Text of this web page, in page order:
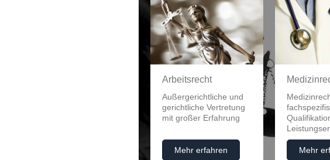
Arbeitsrecht
Außergerichtliche und
gerichtliche Vertretung
mit großer Erfahrung
Mehr erfahren Mehr